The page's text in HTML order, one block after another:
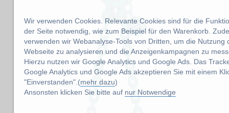
Wir verwenden Cookies. Relevante Cookies sind für die
der Seite notwendig, wie zum Beispiel für den Warenkorb.
verwenden wir Webanalyse-Tools von Dritten, um die Nutzung
Webseite zu analysieren und die Anzeigenkampagnen zu
Hierzu nutzen wir Google Analytics und Google Ads. Das
Google Analytics und Google Ads akzeptieren Sie mit einem
"Einverstanden".(mehr dazu)
Ansonsten klicken Sie bitte auf nur Notwendige